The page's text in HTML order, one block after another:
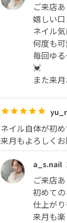
ご来店
嬉しい
ネイル
何度も
毎回ゆ
💓
また来
ネイル自体が初
来月もよろしく
a_s.nail
ご来店
初めて
仕上が
来月も